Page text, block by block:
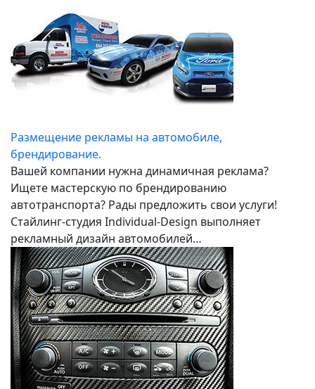
Размещение рекламы на автомобиле,
брендирование.
Вашей компании нужна динамичная реклама?
Ищете мастерскую по брендированию
автотранспорта? Рады предложить свои услуги!
Стайлинг-студия Individual-Design выполняет
рекламный дизайн автомобилей…